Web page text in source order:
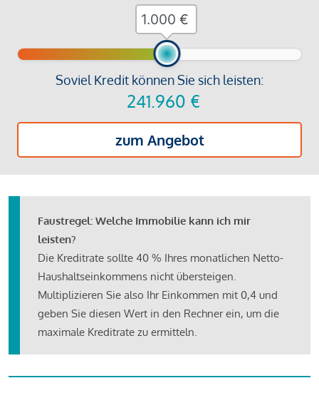
Soviel Kredit können Sie sich leisten:
241.960 €
zum Angebot
€
Faustregel: Welche Immobilie kann ich mir
leisten?
Die Kreditrate sollte 40 % Ihres monatlichen Netto-
Haushaltseinkommens nicht übersteigen.
Multiplizieren Sie also Ihr Einkommen mit 0,4 und
geben Sie diesen Wert in den Rechner ein, um die
maximale Kreditrate zu ermitteln.